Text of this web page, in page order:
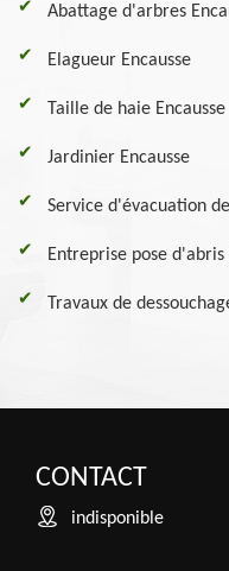
Abattage d'arbres
Elagueur Encausse
Taille de haie Encausse
Jardinier Encausse
Service d'évacuation
Entreprise pose
Travaux de
CONTACT
indisponible